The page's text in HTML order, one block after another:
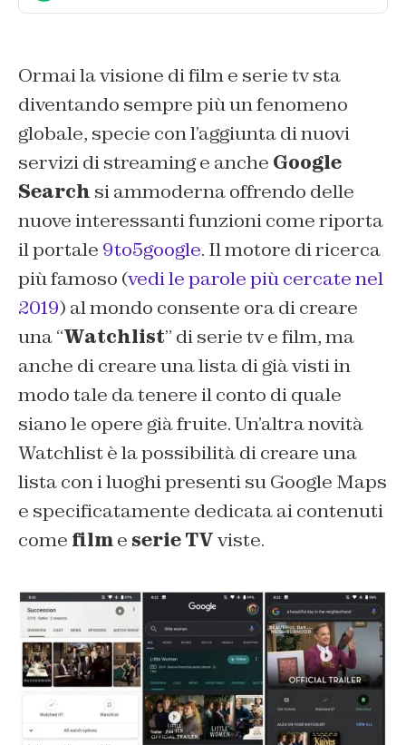
Ormai la visione di film e serie tv sta
diventando sempre più un fenomeno
globale, specie con l’aggiunta di nuovi
servizi di streaming e anche Google
Search si ammoderna offrendo delle
nuove interessanti funzioni come riporta
il portale 9to5google. Il motore di ricerca
più famoso (vedi le parole più cercate nel
2019) al mondo consente ora di creare
una “Watchlist” di serie tv e film, ma
anche di creare una lista di già visti in
modo tale da tenere il conto di quale
siano le opere già fruite. Un’altra novità
Watchlist è la possibilità di creare una
lista con i luoghi presenti su Google Maps
e specificatamente dedicata ai contenuti
come filme serie TVviste.